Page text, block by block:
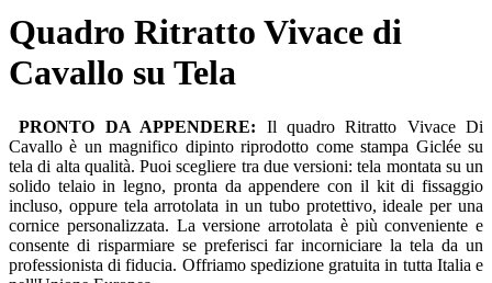
Quadro Ritratto Vivace di
Cavallo su Tela
PRONTO DA APPENDERE: Il quadro Ritratto Vivace Di
Cavallo è un magnifico dipinto riprodotto come stampa Giclée su
tela di alta qualità. Puoi scegliere tra due versioni: tela montata su un
solido telaio in legno, pronta da appendere con il kit di fissaggio
incluso, oppure tela arrotolata in un tubo protettivo, ideale per una
cornice personalizzata. La versione arrotolata è più conveniente e
consente di risparmiare se preferisci far incorniciare la tela da un
professionista di fiducia. Offriamo spedizione gratuita in tutta Italia e